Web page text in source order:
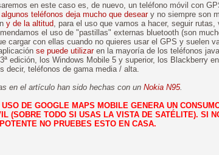
en este caso es, de nuevo, un teléfono móvil con
teléfonos deja mucho que deseary no siempre son
y de la altitud, para el uso que vamos a hacer, seguir rutas,
el uso de "pastillas" externas bluetooth (son
cargar con ellas cuando no quieres usar el GPS y suelen
se puede utilizaren la mayoría de los teléfonos
edición, los Windows Mobile 5 y superior, los Blackberry
decir, teléfonos de gama media / alta.
en el artículo han sido hechas con un Nokia N95.
DE GOOGLE MAPS MOBILE GENERA UN
(SOBRE TODO SI USAS LA VISTA DE SATÉLITE). SI
NO PRUEBES ESTO EN CASA.